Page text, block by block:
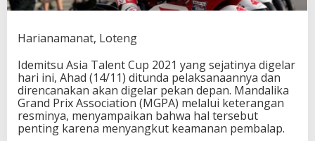
u
a
e
k
a
n
D
e
Harianamanat, Loteng
Idemitsu Asia Talent Cup 2021 yang sejatinya digelar
hari ini, Ahad (14/11) ditunda pelaksanaannya dan
direncanakan akan digelar pekan depan. Mandalika
Grand Prix Association (MGPA) melalui keterangan
resminya, menyampaikan bahwa hal tersebut
penting karena menyangkut keamanan pembalap.